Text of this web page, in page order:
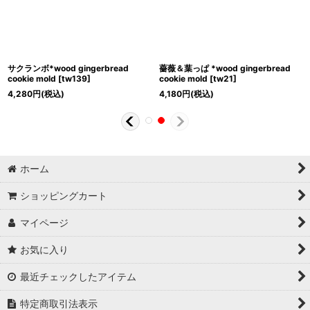
サクランボ*wood gingerbread
cookie mold [tw139]
4,280円(税込)
薔薇＆葉っぱ *wood gingerbread
cookie mold [tw21]
4,180円(税込)
ホーム
ショッピングカート
マイページ
お気に入り
最近チェックしたアイテム
特定商取引法表示